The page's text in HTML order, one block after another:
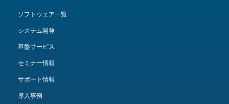
ソフトウェア一覧
システム開発
基盤サービス
セミナー情報
サポート情報
導入事例